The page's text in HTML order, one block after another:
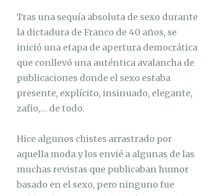
Tras una sequía absoluta de sexo durante
la dictadura de Franco de 40 años, se
inició una etapa de apertura democrática
que conllevó una auténtica avalancha de
publicaciones donde el sexo estaba
presente, explícito, insinuado, elegante,
zafio,… de todo.
Hice algunos chistes arrastrado por
aquella moda y los envié a algunas de las
muchas revistas que publicaban humor
basado en el sexo, pero ninguno fue